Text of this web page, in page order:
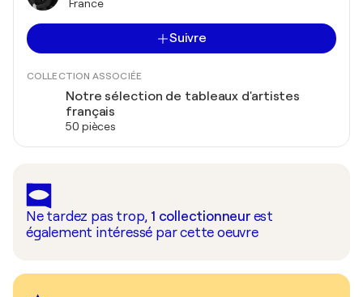
France
Suivre
COLLECTION ASSOCIÉE
Notre sélection de tableaux d'artistes
français
50 pièces
Ne tardez pas trop, 1 collectionneur est
également intéressé par cette oeuvre